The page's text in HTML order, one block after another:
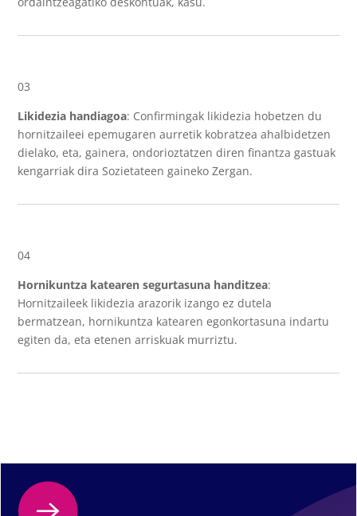
03
Likidezia handiagoa: Confirmingak likidezia hobetzen du
hornitzaileei epemugaren aurretik kobratzea ahalbidetzen
dielako, eta, gainera, ondorioztatzen diren finantza gastuak
kengarriak dira Sozietateen gaineko Zergan.
04
Hornikuntza katearen segurtasuna handitzea:
Hornitzaileek likidezia arazorik izango ez dutela
bermatzean, hornikuntza katearen egonkortasuna indartu
egiten da, eta etenen arriskuak murriztu.